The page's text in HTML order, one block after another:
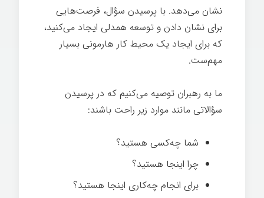
نشان می‌دهد. با پرسیدن سؤال، فرصت‌هایی
برای نشان دادن و توسعه همدلی ایجاد می‌کنید،
که برای ایجاد یک محیط کار هارمونی بسیار
مهم‌ست.
ما به رهبران توصیه می‌کنیم که در پرسیدن
سؤالاتی مانند موارد زیر راحت باشند:
شما چه‌کسی هستید؟
چرا اینجا هستید؟
برای انجام چه‌کاری اینجا هستید؟